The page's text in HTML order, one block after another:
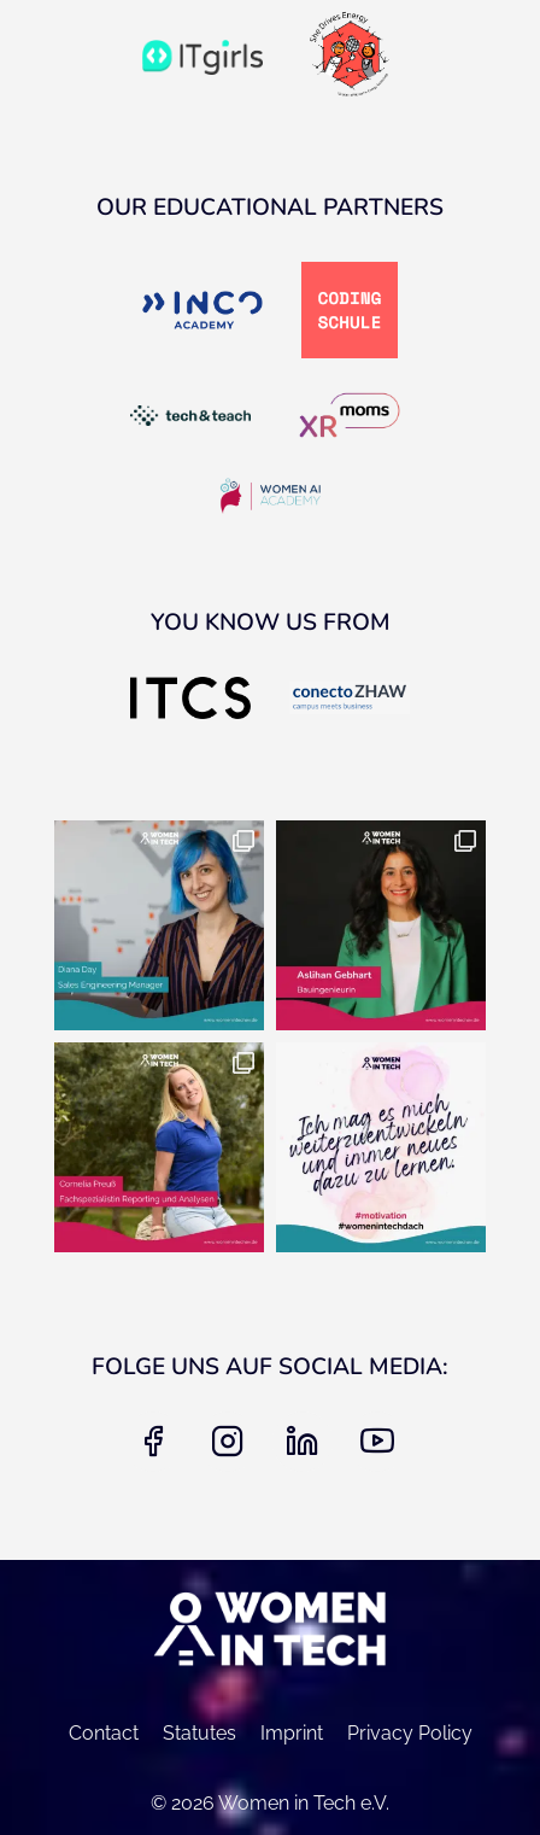
OUR EDUCATIONAL PARTNERS
YOU KNOW US FROM
FOLGE UNS AUF SOCIAL MEDIA:
facebook instagram
Contact Statutes Imprint Privacy Policy
© 2026 Women in Tech e.V.